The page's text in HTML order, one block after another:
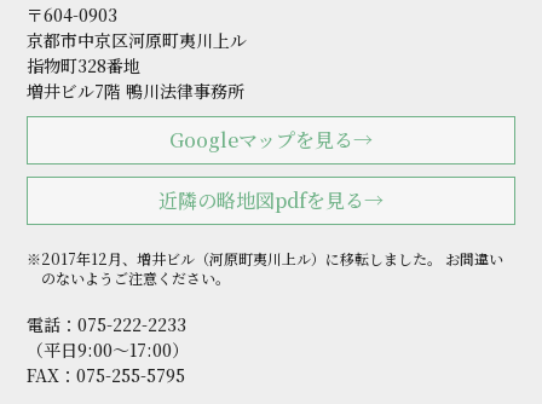
〒604-0903
京都市中京区河原町夷川上ル
指物町328番地
増井ビル7階 鴨川法律事務所
Googleマップを見る→
近隣の略地図pdfを見る→
※2017年12月、増井ビル（河原町夷川上ル）に移転しました。
お間違い
のないようご注意ください。
電話：075-222-2233
（平日9:00～17:00）
FAX：075-255-5795